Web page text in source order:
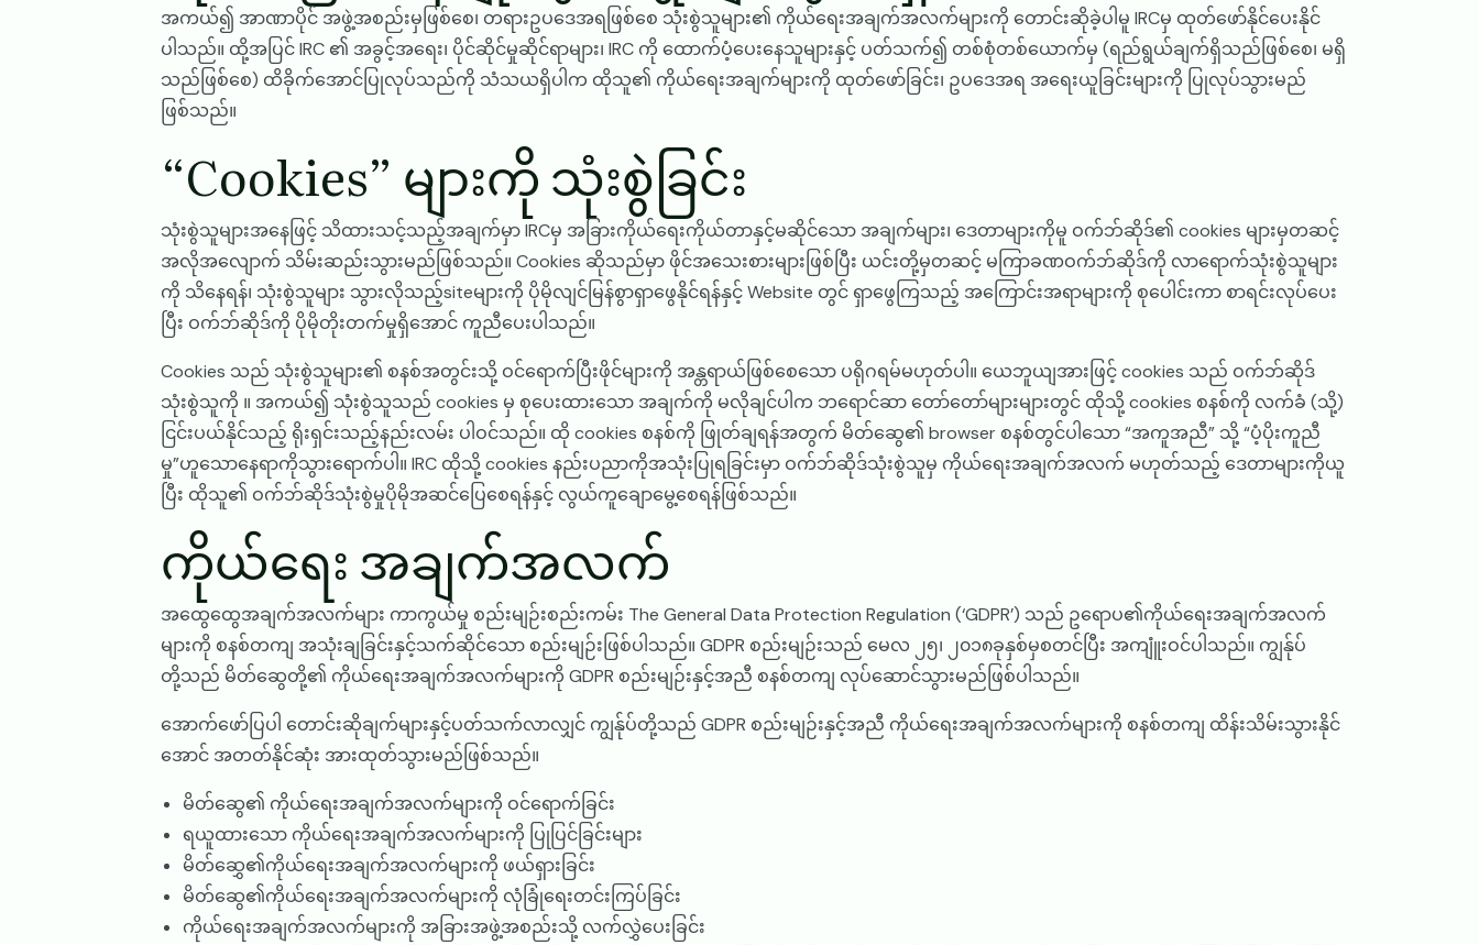
အကယ်၍ အာဏာပိုင် အဖွဲ့အစည်းမှဖြစ်စေ၊ တရားဥပဒေအရဖြစ်စေ သုံးစွဲသူများ၏ ကိုယ်ရေးအချက်အလက်များကို တောင်းဆိုခဲ့ပါမူ IRCမှ ထုတ်ဖော်နိုင်ပေးနိုင်
ပါသည်။ ထို့အပြင် IRC ၏ အခွင့်အရေး၊ ပိုင်ဆိုင်မှုဆိုင်ရာများ၊ IRC ကို ထောက်ပံ့ပေးနေသူများနှင့် ပတ်သက်၍ တစ်စုံတစ်ယောက်မှ (ရည်ရွယ်ချက်ရှိသည်ဖြစ်စေ၊ မရှိ
သည်ဖြစ်စေ) ထိခိုက်အောင်ပြုလုပ်သည်ကို သံသယရှိပါက ထိုသူ၏ ကိုယ်ရေးအချက်များကို ထုတ်ဖော်ခြင်း၊ ဥပဒေအရ အရေးယူခြင်းများကို ပြုလုပ်သွားမည်
ဖြစ်သည်။
“Cookies” များကို သုံးစွဲခြင်း
သုံးစွဲသူများအနေဖြင့် သိထားသင့်သည့်အချက်မှာ IRCမှ အခြားကိုယ်ရေးကိုယ်တာနှင့်မဆိုင်သော အချက်များ၊ ဒေတာများကိုမူ ဝက်ဘ်ဆိုဒ်၏ cookies များမှတဆင့်
အလိုအလျောက် သိမ်းဆည်းသွားမည်ဖြစ်သည်။ Cookies ဆိုသည်မှာ ဖိုင်အသေးစားများဖြစ်ပြီး ယင်းတို့မှတဆင့် မကြာခဏဝက်ဘ်ဆိုဒ်ကို လာရောက်သုံးစွဲသူများ
ကို သိနေရန်၊ သုံးစွဲသူများ သွားလိုသည့်siteများကို ပိုမိုလျင်မြန်စွာရှာဖွေနိုင်ရန်နှင့် Website တွင် ရှာဖွေကြသည့် အကြောင်းအရာများကို စုပေါင်းကာ စာရင်းလုပ်ပေး
ပြီး ဝက်ဘ်ဆိုဒ်ကို ပိုမိုတိုးတက်မှုရှိအောင် ကူညီပေးပါသည်။
Cookies သည် သုံးစွဲသူများ၏ စနစ်အတွင်းသို့ ဝင်ရောက်ပြီးဖိုင်များကို အန္တရာယ်ဖြစ်စေသော ပရိုဂရမ်မဟုတ်ပါ။ ယေဘူယျအားဖြင့် cookies သည် ဝက်ဘ်ဆိုဒ်
သုံးစွဲသူကို ။ အကယ်၍ သုံးစွဲသူသည် cookies မှ စုပေးထားသော အချက်ကို မလိုချင်ပါက ဘရောင်ဆာ တော်တော်များများတွင် ထိုသို့ cookies စနစ်ကို လက်ခံ (သို့)
ငြင်းပယ်နိုင်သည့် ရိုးရှင်းသည့်နည်းလမ်း ပါဝင်သည်။ ထို cookies စနစ်ကို ဖြုတ်ချရန်အတွက် မိတ်ဆွေ၏ browser စနစ်တွင်ပါသော “အကူအညီ” သို့ “ပံ့ပိုးကူညီ
မှု”ဟူသောနေရာကိုသွားရောက်ပါ။ IRC ထိုသို့ cookies နည်းပညာကိုအသုံးပြုရခြင်းမှာ ဝက်ဘ်ဆိုဒ်သုံးစွဲသူမှ ကိုယ်ရေးအချက်အလက် မဟုတ်သည့် ဒေတာများကိုယူ
ပြီး ထိုသူ၏ ဝက်ဘ်ဆိုဒ်သုံးစွဲမှုပိုမိုအဆင်ပြေစေရန်နှင့် လွယ်ကူချောမွေ့စေရန်ဖြစ်သည်။
ကိုယ်ရေး အချက်အလက်
အထွေထွေအချက်အလက်များ ကာကွယ်မှု စည်းမျဉ်းစည်းကမ်း The General Data Protection Regulation (‘GDPR’) သည် ဥရောပ၏ကိုယ်ရေးအချက်အလက်
များကို စနစ်တကျ အသုံးချခြင်းနှင့်သက်ဆိုင်သော စည်းမျဉ်းဖြစ်ပါသည်။ GDPR စည်းမျဉ်းသည် မေလ ၂၅၊ ၂၀၁၈ခုနှစ်မှစတင်ပြီး အကျူံးဝင်ပါသည်။ ကျွန်ုပ်
တို့သည် မိတ်ဆွေတို့၏ ကိုယ်ရေးအချက်အလက်များကို GDPR စည်းမျဉ်းနှင့်အညီ စနစ်တကျ လုပ်ဆောင်သွားမည်ဖြစ်ပါသည်။
အောက်ဖော်ပြပါ တောင်းဆိုချက်များနှင့်ပတ်သက်လာလျှင် ကျွန်ုပ်တို့သည် GDPR စည်းမျဉ်းနှင့်အညီ ကိုယ်ရေးအချက်အလက်များကို စနစ်တကျ ထိန်းသိမ်းသွားနိုင်
အောင် အတတ်နိုင်ဆုံး အားထုတ်သွားမည်ဖြစ်သည်။
မိတ်ဆွေ၏ ကိုယ်ရေးအချက်အလက်များကို ဝင်ရောက်ခြင်း
ရယူထားသော ကိုယ်ရေးအချက်အလက်များကို ပြုပြင်ခြင်းများ
မိတ်ဆွှေ၏ကိုယ်ရေးအချက်အလက်များကို ဖယ်ရှားခြင်း
မိတ်ဆွေ၏ကိုယ်ရေးအချက်အလက်များကို လုံခြုံရေးတင်းကြပ်ခြင်း
ကိုယ်ရေးအချက်အလက်များကို အခြားအဖွဲ့အစည်းသို့ လက်လွှဲပေးခြင်း